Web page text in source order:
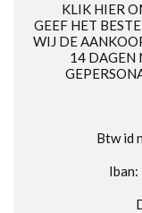
KLIK HIER
GEEF HET
WIJ DE
14 DAGEN
Btw id